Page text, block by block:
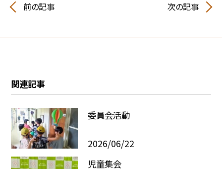
前の記事 次の記事
関連記事
委員会活動
2026/06/22
児童集会